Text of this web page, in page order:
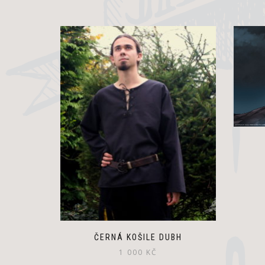
ČERNÁ KOŠILE DUBH
1 000 KČ